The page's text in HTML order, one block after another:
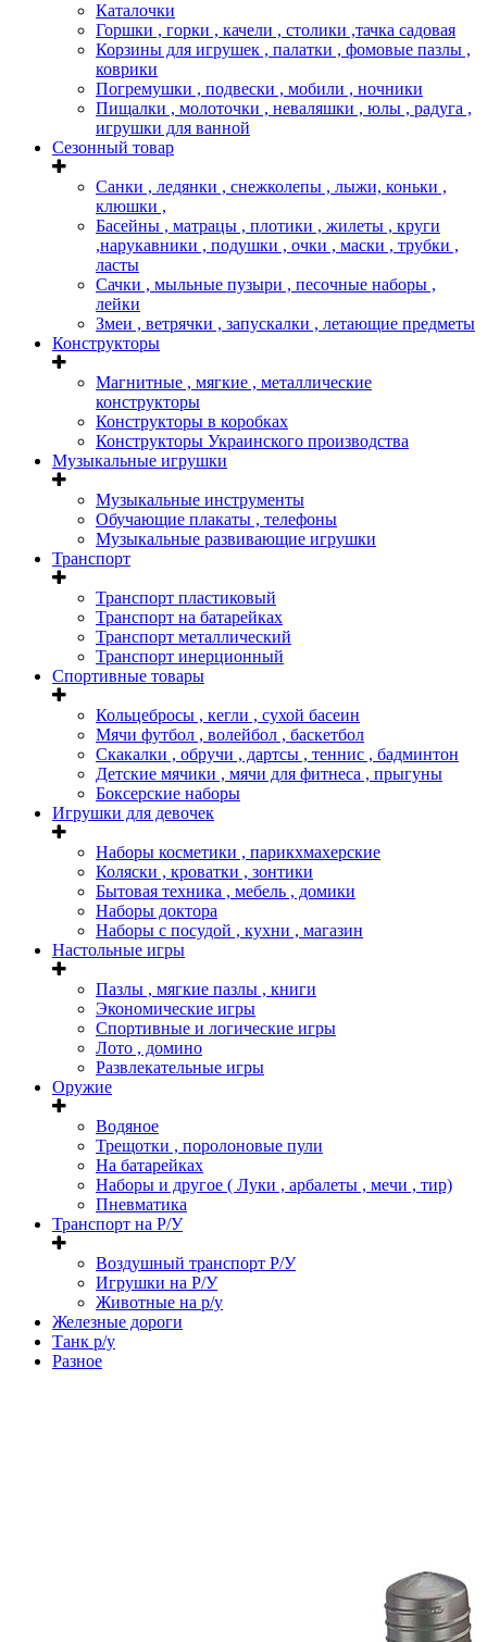
Каталочки
Горшки , горки , качели , столики ,тачка садовая
Корзины для игрушек , палатки , фомовые пазлы ,
коврики
Погремушки , подвески , мобили , ночники
Пищалки , молоточки , неваляшки , юлы , радуга ,
игрушки для ванной
Сезонный товар
Санки , ледянки , снежколепы , лыжи, коньки ,
клюшки ,
Басейны , матрацы , плотики , жилеты , круги
,нарукавники , подушки , очки , маски , трубки ,
ласты
Сачки , мыльные пузыри , песочные наборы ,
лейки
Змеи , ветрячки , запускалки , летающие предметы
Конструкторы
Магнитные , мягкие , металлические
конструкторы
Конструкторы в коробках
Конструкторы Украинского производства
Музыкальные игрушки
Музыкальные инструменты
Обучающие плакаты , телефоны
Музыкальные развивающие игрушки
Транспорт
Транспорт пластиковый
Транспорт на батарейках
Транспорт металлический
Транспорт инерционный
Спортивные товары
Кольцебросы , кегли , сухой басеин
Мячи футбол , волейбол , баскетбол
Скакалки , обручи , дартсы , теннис , бадминтон
Детские мячики , мячи для фитнеса , прыгуны
Боксерские наборы
Игрушки для девочек
Наборы косметики , парикхмахерские
Коляски , кроватки , зонтики
Бытовая техника , мебель , домики
Наборы доктора
Наборы с посудой , кухни , магазин
Настольные игры
Пазлы , мягкие пазлы , книги
Экономические игры
Спортивные и логические игры
Лото , домино
Развлекательные игры
Оружие
Водяное
Трещотки , поролоновые пули
На батарейках
Наборы и другое ( Луки , арбалеты , мечи , тир)
Пневматика
Транспорт на Р/У
Воздушный транспорт Р/У
Игрушки на Р/У
Животные на р/у
Железные дороги
Танк р/у
Разное